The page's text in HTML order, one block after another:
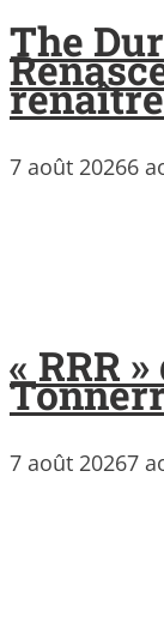
The
7 août 20266
« RRR
7 août 20267